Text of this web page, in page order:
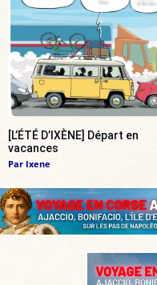
[L’ÉTÉ D’IXÈNE] Départ en
vacances
Par Ixene